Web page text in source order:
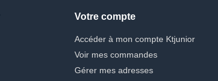
Votre compte
Accéder à mon compte Ktjunior
Voir mes commandes
Gérer mes adresses